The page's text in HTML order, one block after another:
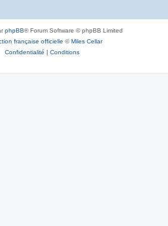
phpBB® Forum Software © phpBB Limited
française officielle ©Miles Cellar
Confidentialité | Conditions